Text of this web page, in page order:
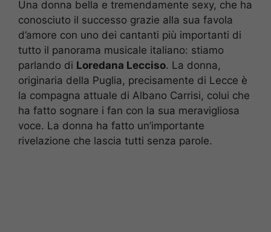
Una donna bella e tremendamente sexy, che ha
conosciuto il successo grazie alla sua favola
d’amore con uno dei cantanti più importanti di
tutto il panorama musicale italiano: stiamo
parlando di Loredana Lecciso. La donna,
originaria della Puglia, precisamente di Lecce è
la compagna attuale di Albano Carrisi, colui che
ha fatto sognare i fan con la sua meravigliosa
voce. La donna ha fatto un’importante
rivelazione che lascia tutti senza parole.